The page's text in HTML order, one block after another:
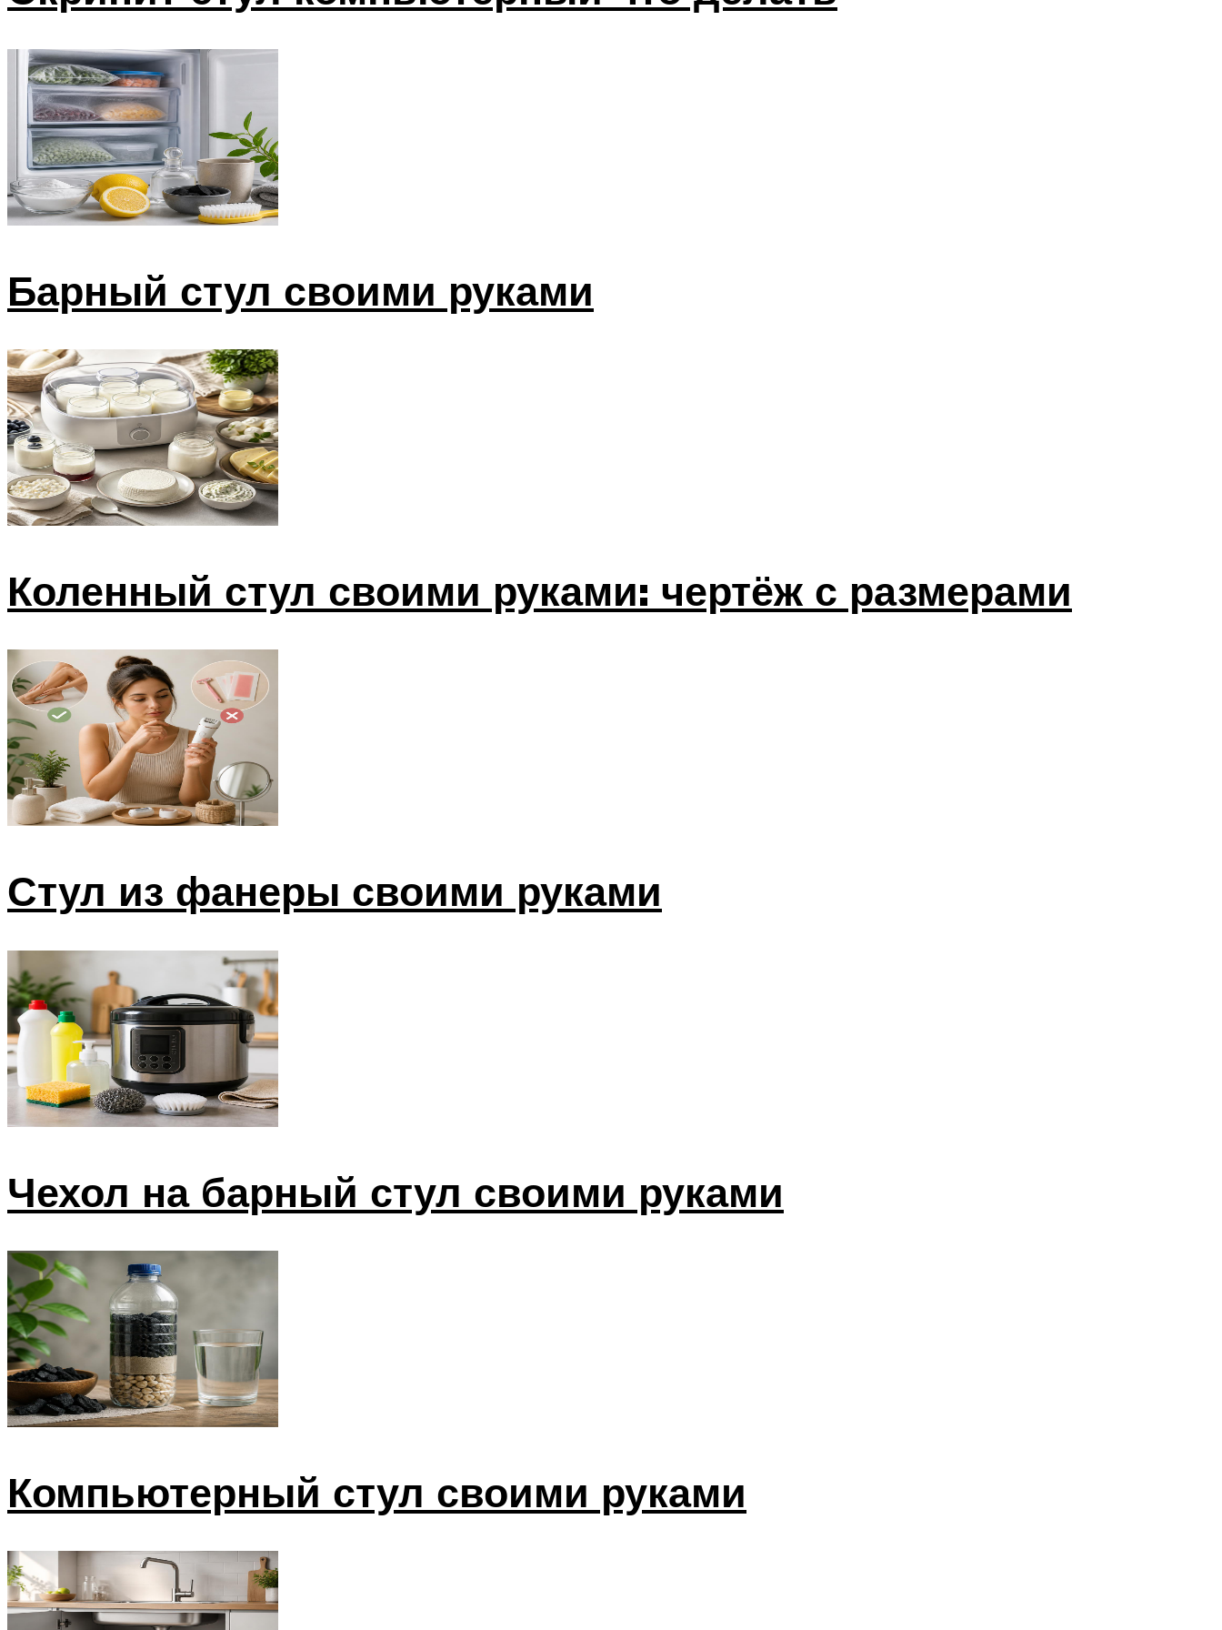
Барный стул своими руками
Коленный стул своими руками: чертёж с размерами
Стул из фанеры своими руками
Чехол на барный стул своими руками
Компьютерный стул своими руками